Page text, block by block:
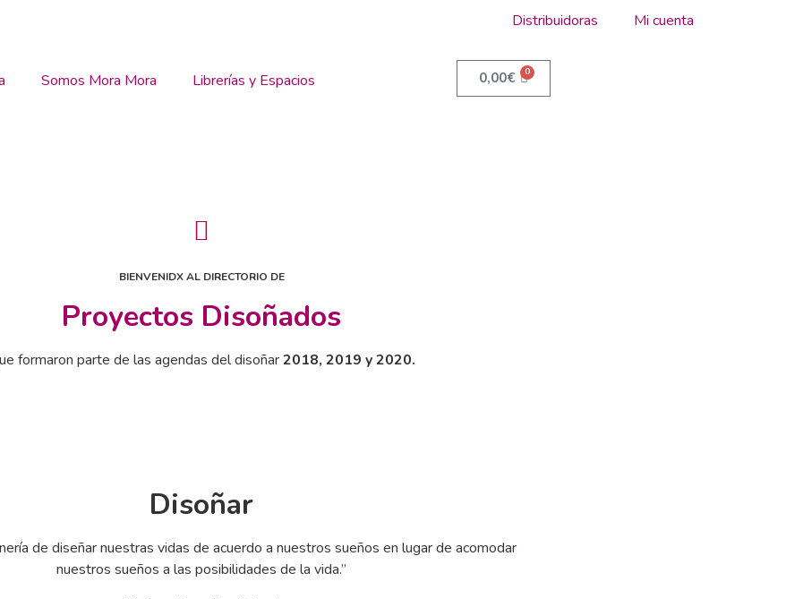
Distribuidoras Mi cuenta
Somos Mora Mora Librerías y Espacios 0,00€ 0
BIENVENIDX AL DIRECTORIO DE
Proyectos Disoñados
formaron parte de las agendas del disoñar2018, 2019 y 2020.
Disoñar
de diseñar nuestras vidas de acuerdo a nuestros sueños en lugar de acomodar
nuestros sueños a las posibilidades de la vida.”